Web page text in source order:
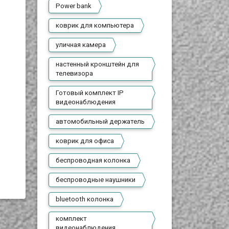
Power bank
коврик для компьютера
уличная камера
настенный кронштейн для
телевизора
Готовый комплект IP
видеонаблюдения
автомобильный держатель
коврик для офиса
беспроводная колонка
беспроводные наушники
bluetooth колонка
комплект